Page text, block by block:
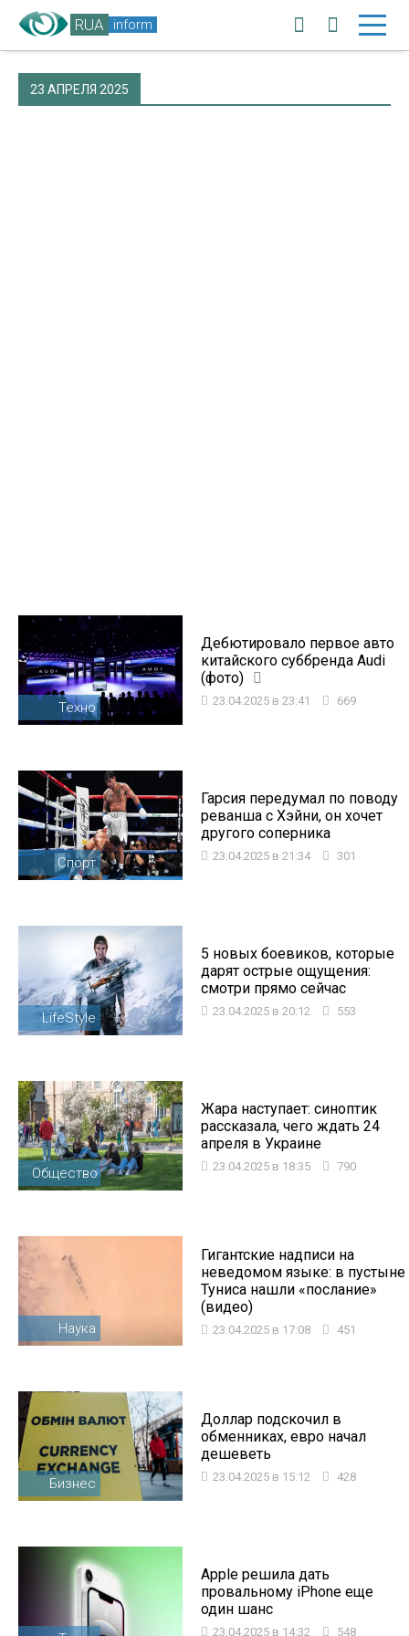
RUA inform
23 АПРЕЛЯ 2025
Техно
Дебютировало первое авто
китайского суббренда Audi
(фото)
23.04.2025 в 23:41 669
Спорт
Гарсия передумал по поводу
реванша с Хэйни, он хочет
другого соперника
23.04.2025 в 21:34 301
LifeStyle
5 новых боевиков, которые
дарят острые ощущения:
смотри прямо сейчас
23.04.2025 в 20:12 553
Общество
Жара наступает: синоптик
рассказала, чего ждать 24
апреля в Украине
23.04.2025 в 18:35 790
Наука
Гигантские надписи на
неведомом языке: в пустыне
Туниса нашли «послание»
(видео)
23.04.2025 в 17:08 451
Бизнес
Доллар подскочил в
обменниках, евро начал
дешеветь
23.04.2025 в 15:12 428
Apple решила дать
провальному iPhone еще
один шанс
23.04.2025 в 14:32 548